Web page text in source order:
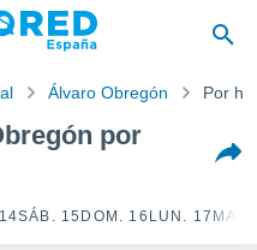
Álvaro Obregón Por
por
SÁB. 15 DOM. 16 LUN. 17